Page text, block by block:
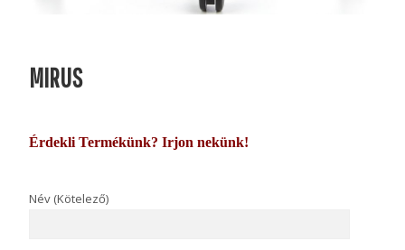
MIRUS
Érdekli Termékünk? Irjon nekünk!
Név (Kötelező)